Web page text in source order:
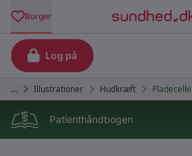
Patienthåndbogen